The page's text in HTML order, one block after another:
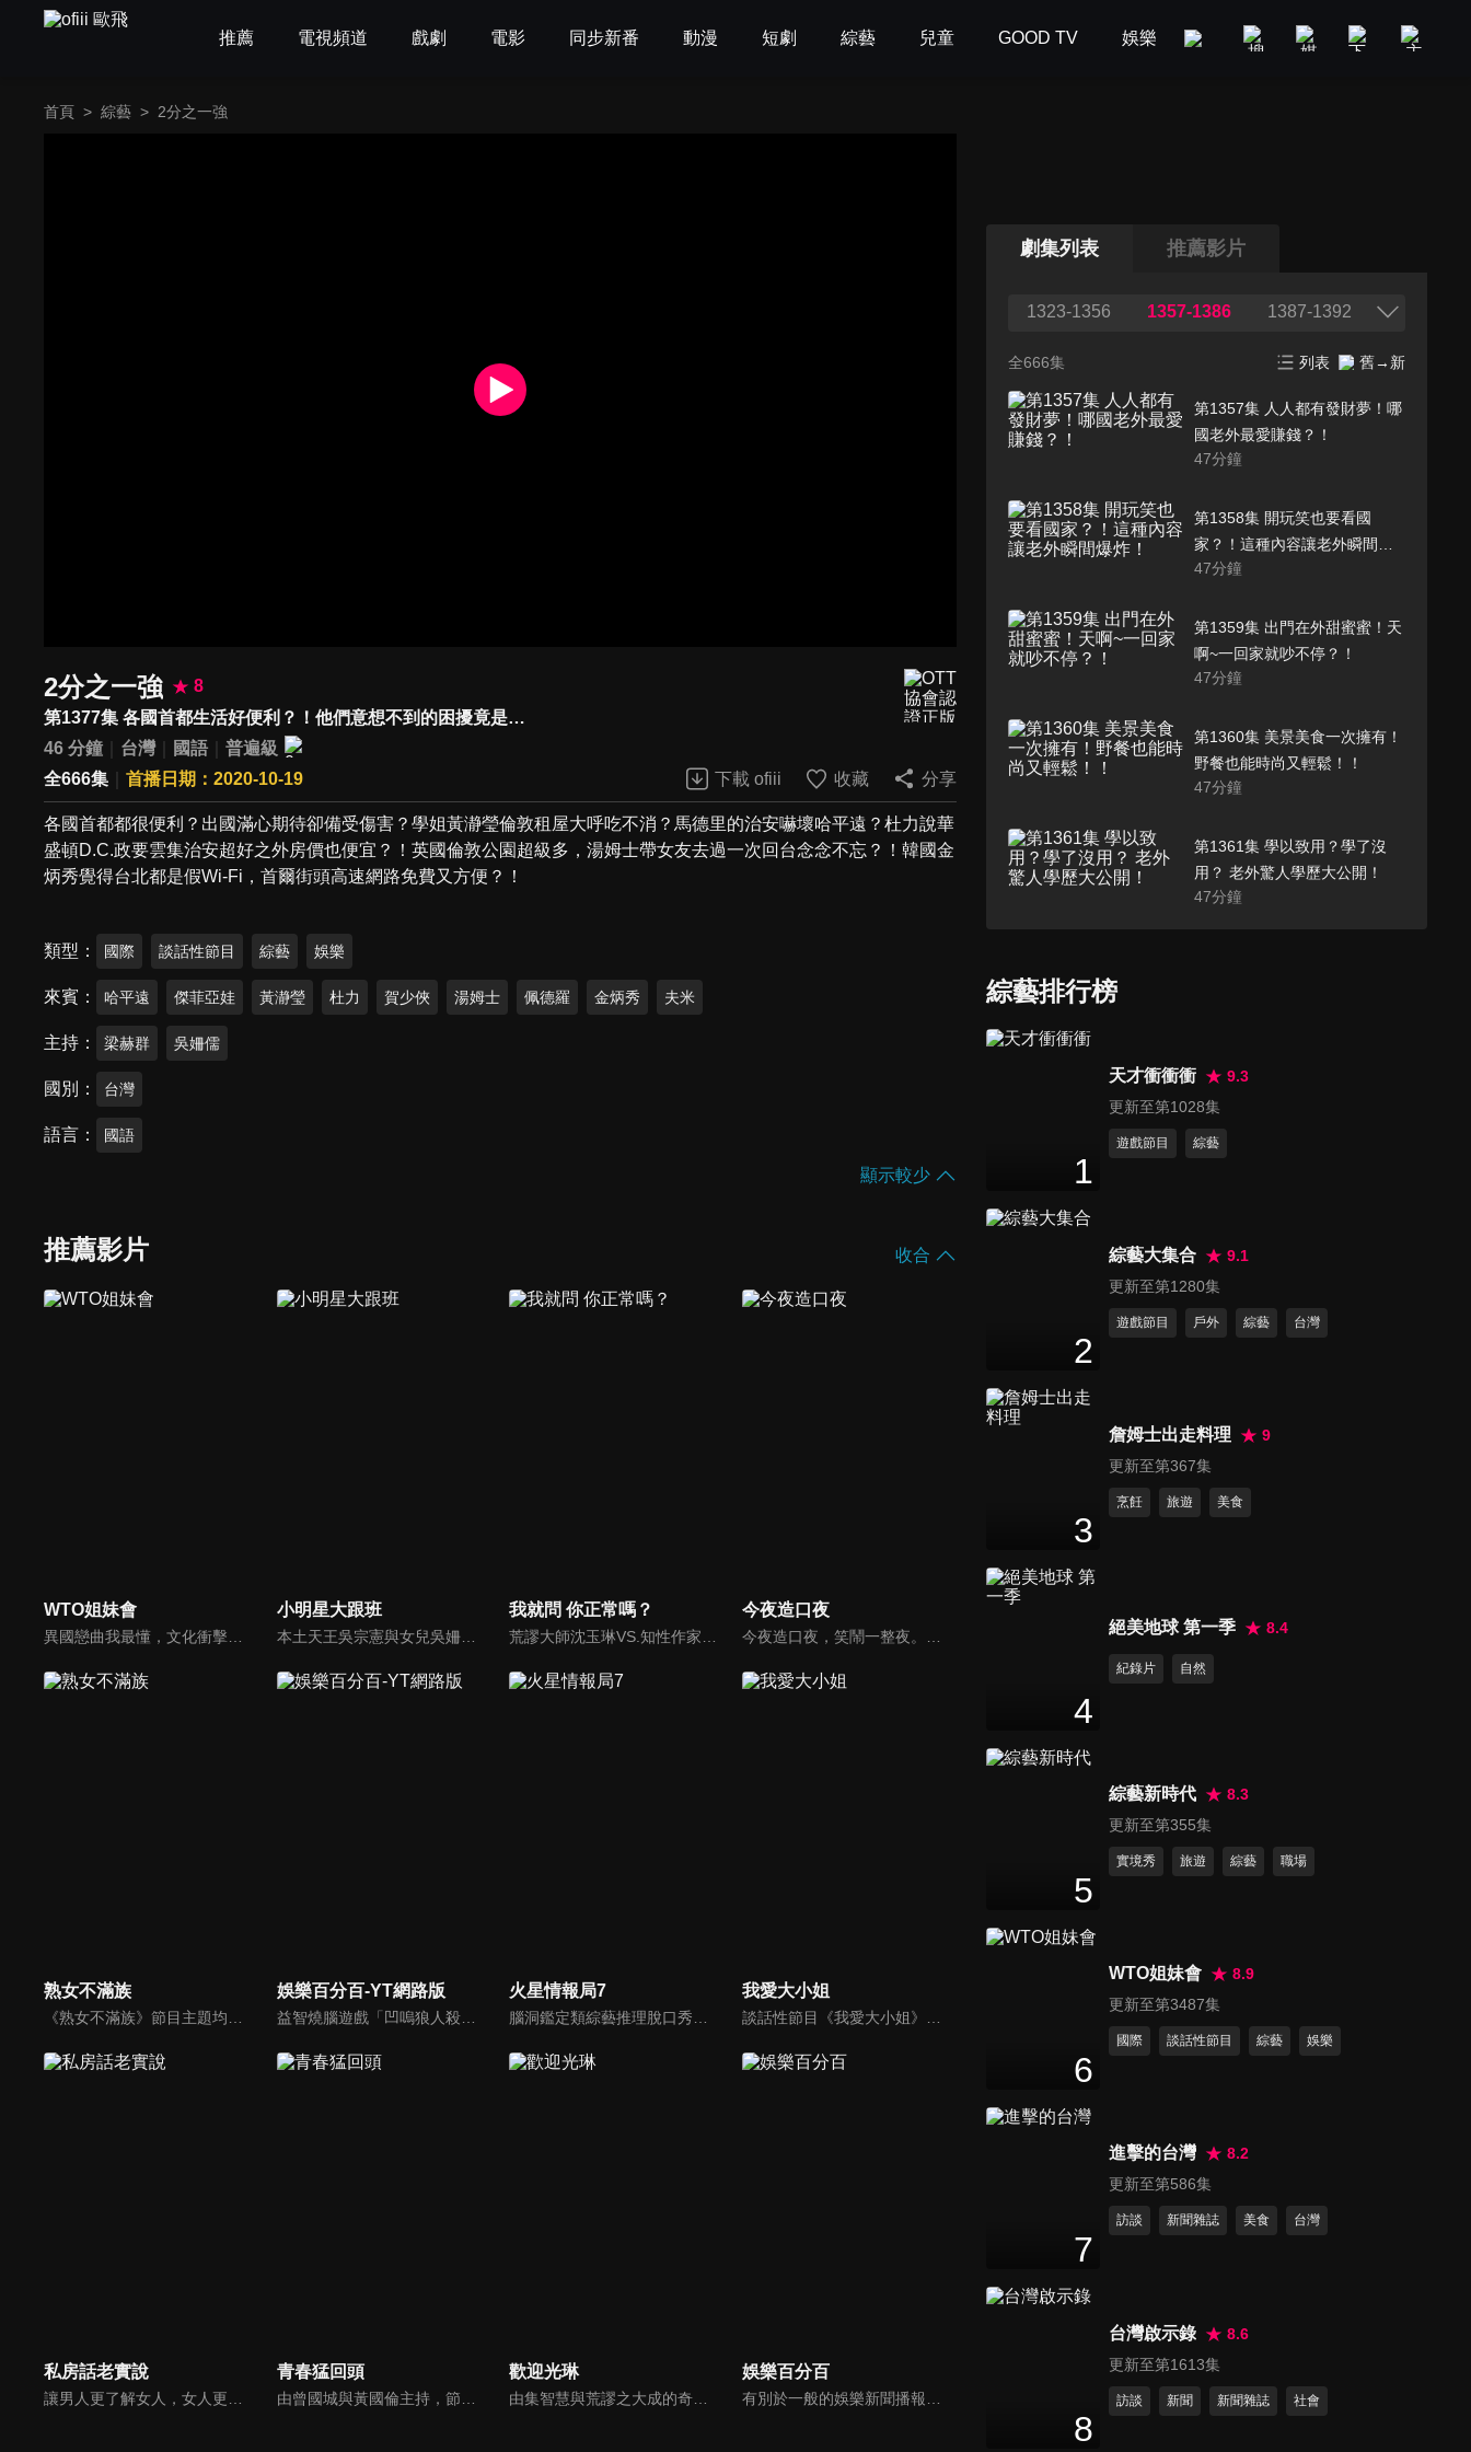
推薦 電視頻道 戲劇 電影 同步新番 動漫 短劇 綜藝 兒童 GOOD TV 娛樂 美食旅遊 新聞政論
首頁 > 綜藝 > 2分之一強
2分之一強
8
第1377集 各國首都生活好便利？！他們意想不到的困擾竟是…
46 分鐘
台灣 國語
普遍級
全666集
首播日期：2020-10-19 下載 ofiii 收藏 分享
各國首都都很便利？出國滿心期待卻備受傷害？學姐黃瀞瑩倫敦租屋大呼吃不消？馬德里的治安嚇壞哈平遠？杜力說華
盛頓D.C.政要雲集治安超好之外房價也便宜？！英國倫敦公園超級多，湯姆士帶女友去過一次回台念念不忘？！韓國金
炳秀覺得台北都是假Wi-Fi，首爾街頭高速網路免費又方便？！
類型 國際 談話性節目 綜藝 娛樂
來賓 哈平遠 傑菲亞娃 黃瀞瑩 杜力 賀少俠 湯姆士 佩德羅 金炳秀 夫米
主持 梁赫群 吳姍儒
國別 台灣
語言 國語
顯示較少
推薦影片 收合
WTO姐妹會 小明星大跟班
本土天王吳宗憲與女兒吳姍儒（Sandy）搭檔主持，每集邀請來賓暢談演藝圈大小事，父女檔聯手笑果十足，老梗搭上新世代，最新組合強勢登場！
我就問 你正常嗎？ 今夜造口夜
熟女不滿族 娛樂百分百-YT網路版
益智燒腦遊戲「凹嗚狼人殺」激發你的邏輯推理能力，偶像巨星雲集，全球娛樂資訊，一手掌握不脫節！2025全新升級改版，盡在《娛樂百分百-YT網路版》！
火星情報局7 我愛大小姐
私房話老實說
讓男人更了解女人，女人更了解自己 ，揭密女性私房話，讓療癒專家教你更愛自己！由于美人和納豆攜手主持，更多你想知道的女性私密話題都在《私房話老實說》。
青春猛回頭
由曾國城與黃國倫主持，節目中邀請20位20歲以下青少年組成青春團，另一邊則為年紀相較成熟的藝人來賓為不老團，每集分別就一件青少年必定遇見的事件討論，看兩個不同年代的人們，所擁有的不同看法與立場。帶領讓觀眾一起回到那些年的青春歲月！
歡迎光琳
由集智慧與荒謬之大成的奇葩大叔-沈玉琳與話鋒大膽的俏麗甜心-范乙霏(Albee)共同主持。餐桌上趣味橫生，檯面下爾虞我詐，五花八門的另類話題，層出不窮的驚奇爆點，此起彼落的嘻笑怒罵聲道盡人生悲歡離合。邊吃邊聊，將美味與趣味完美結合的吃播新模式。歡迎光琳，敬邀您大駕觀琳！
娛樂百分百
有別於一般的娛樂新聞播報，透過遊戲、粉絲互動認識大明星們的真性情，歌唱單元讓你享受歌手們天籟般的歌聲，各式專題報導是為最佳懶人包，掌握最新娛樂動態，求新求變的節目單元刺激你的感官、滿足你的視覺，帶給你滿滿的歡笑，洗去整日的疲憊！
劇集列表 推薦影片
1323-1356 1357-1386 1387-1392
全666集 列表 舊→新
第1357集 人人都有發財夢！哪
國老外最愛賺錢？！
47分鐘
第1358集 開玩笑也要看國
家？！這種內容讓老外瞬間爆
炸！
47分鐘
第1359集 出門在外甜蜜蜜！天
啊~一回家就吵不停？！
47分鐘
第1360集 美景美食一次擁有！
野餐也能時尚又輕鬆！！
47分鐘
第1361集 學以致用？學了沒
用？ 老外驚人學歷大公開！
47分鐘
第1363集 找他辦事要小心！！
47分鐘
第1365集 氣話、反話還是實
47 分鐘
47分鐘
第1367集 無法解釋 玄之又
日？過節讓老外好崩潰！
47
第1370集 頂級列車 移動風景
此生必去夢幻鐵道之旅！
幫？！幫忙也有各國禁區
第1372集 混血寶寶好Q萌！最
第1373集 寶貝你什麼都好！怎
麼一遇到「吃」就要吵？！
47
第1375集 挑嘴的老外都說讚！
台灣各地伴手禮超厲害！
綜藝排行榜
1
天才衝衝衝
9.3
更新至第1028集
遊戲節目 綜藝
2
綜藝大集合
9.1
更新至第1280集
遊戲節目 戶外 綜藝 台灣
3
詹姆士出走料理
9
更新至第367集
烹飪 旅遊 美食
4
絕美地球 第一季 8.4
紀錄片 自然
5
綜藝新時代
8.3
更新至第355集
實境秀 旅遊 綜藝 職場
6
WTO姐妹會
8.9
更新至第3487集
國際 談話性節目 綜藝 娛樂
7
進擊的台灣
8.2
更新至第586集
訪談 新聞雜誌 美食 台灣
8
台灣啟示錄
8.6
更新至第1613集
訪談 新聞 新聞雜誌 社會